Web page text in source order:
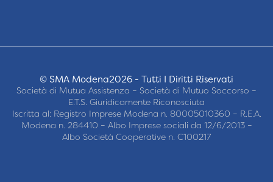
© SMA Modena2026 - Tutti I Diritti Riservati
Società di Mutua Assistenza – Società di Mutuo Soccorso –
E.T.S. Giuridicamente Riconosciuta
Iscritta al: Registro Imprese Modena n. 80005010360 – R.E.A.
Modena n. 284410 – Albo Imprese sociali da 12/6/2013 –
Albo Società Cooperative n. C100217